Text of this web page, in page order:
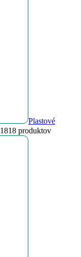
Plastové
1818 produktov